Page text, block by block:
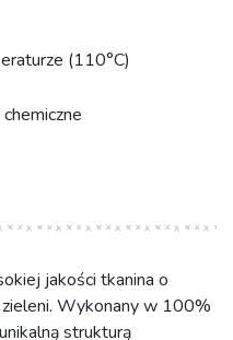
(110°C)
jakości tkanina o
Wykonany w 100%
strukturą